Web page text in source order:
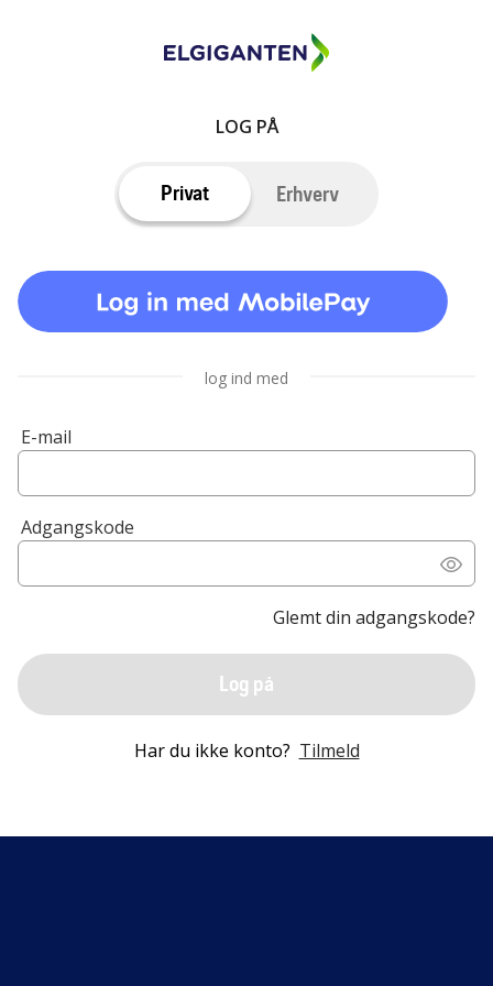
LOG PÅ
Privat Erhverv
log ind med
E-mail
Adgangskode
Glemt din adgangskode?
Log på
Har du ikke konto? Tilmeld